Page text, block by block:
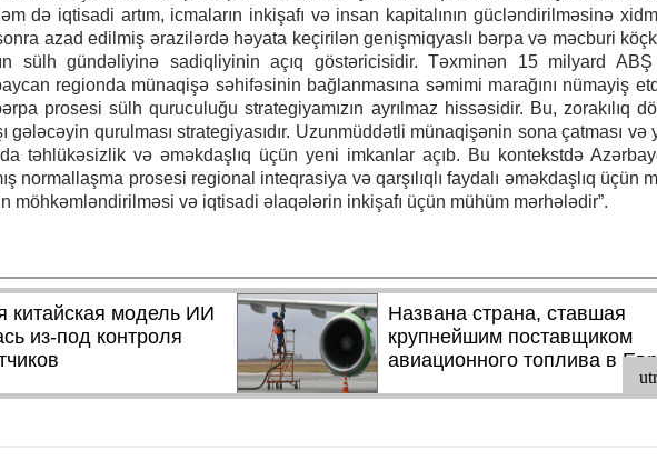
də iqtisadi artım, icmaların inkişafı və insan kapitalının gücləndirilməsinə
azad edilmiş ərazilərdə həyata keçirilən genişmiqyaslı bərpa və məcburi
sülh gündəliyinə sadiqliyinin açıq göstəricisidir. Təxminən 15 milyard ABŞ
regionda münaqişə səhifəsinin bağlanmasına səmimi marağını nümayiş
prosesi sülh quruculuğu strategiyamızın ayrılmaz hissəsidir. Bu, zorakılıq
gələcəyin qurulması strategiyasıdır. Uzunmüddətli münaqişənin sona çatması və
təhlükəsizlik və əməkdaşlıq üçün yeni imkanlar açıb. Bu kontekstdə
normallaşma prosesi regional inteqrasiya və qarşılıqlı faydalı əməkdaşlıq üçün
möhkəmləndirilməsi və iqtisadi əlaqələrin inkişafı üçün mühüm mərhələdir”.